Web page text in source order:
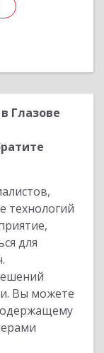
Глазове
технологий
для
Вы можете